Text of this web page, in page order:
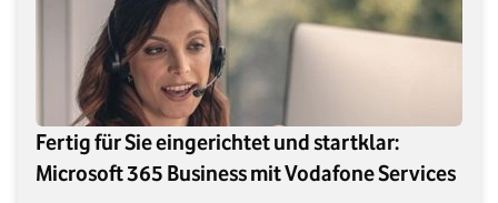
Fertig für Sie eingerichtet und startklar:
Microsoft 365 Business mit Vodafone Services